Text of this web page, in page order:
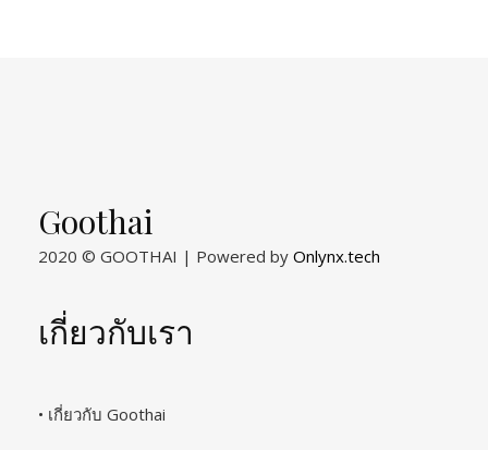
Goothai
2020 © GOOTHAI | Powered by Onlynx.tech
เกี่ยวกับเรา
• เกี่ยวกับ Goothai